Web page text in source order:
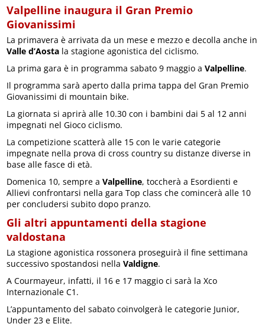
Valpelline inaugura il Gran Premio
Giovanissimi
La primavera è arrivata da un mese e mezzo e decolla anche in
Valle d’Aosta la stagione agonistica del ciclismo.
La prima gara è in programma sabato 9 maggio aValpelline.
Il programma sarà aperto dalla prima tappa del Gran Premio
Giovanissimi di mountain bike.
La giornata si aprirà alle 10.30 con i bambini dai 5 al 12 anni
impegnati nel Gioco ciclismo.
La competizione scatterà alle 15 con le varie categorie
impegnate nella prova di cross country su distanze diverse in
base alle fasce di età.
Domenica 10, sempre aValpelline, toccherà a Esordienti e
Allievi confrontarsi nella gara Top class che comincerà alle 10
per concludersi subito dopo pranzo.
Gli altri appuntamenti della stagione
valdostana
La stagione agonistica rossonera proseguirà il fine settimana
successivo spostandosi nellaValdigne.
A Courmayeur, infatti, il 16 e 17 maggio ci sarà la Xco
Internazionale C1.
L’appuntamento del sabato coinvolgerà le categorie Junior,
Under 23 e Elite.